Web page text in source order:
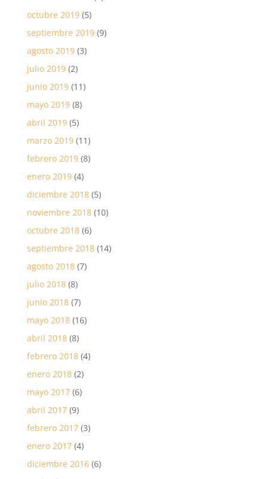
octubre 2019(5)
septiembre 2019(9)
agosto 2019(3)
julio 2019(2)
junio 2019(11)
mayo 2019(8)
abril 2019(5)
marzo 2019(11)
febrero 2019(8)
enero 2019(4)
diciembre 2018(5)
noviembre 2018(10)
octubre 2018(6)
septiembre 2018(14)
agosto 2018(7)
julio 2018(8)
junio 2018(7)
mayo 2018(16)
abril 2018(8)
febrero 2018(4)
enero 2018(2)
mayo 2017(6)
abril 2017(9)
febrero 2017(3)
enero 2017(4)
diciembre 2016(6)